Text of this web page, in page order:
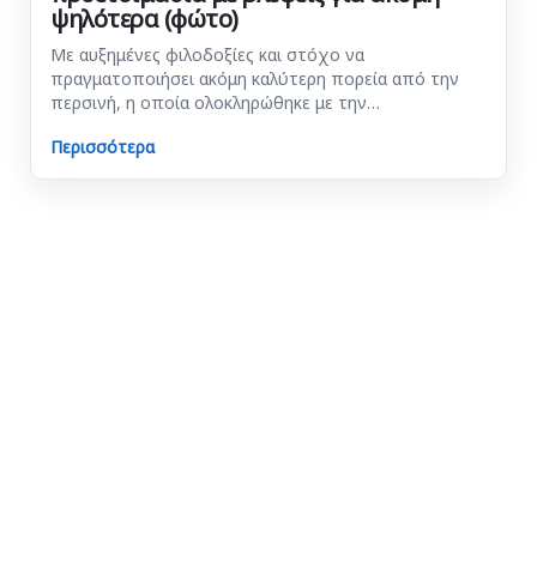
ψηλότερα (φώτο)
Με αυξημένες φιλοδοξίες και στόχο να
πραγματοποιήσει ακόμη καλύτερη πορεία από την
περσινή, η οποία ολοκληρώθηκε με την…
Περισσότερα